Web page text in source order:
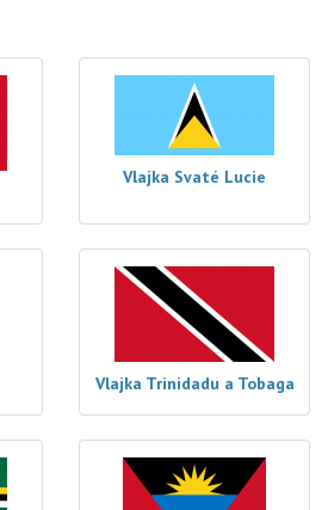
Vlajka Svaté Lucie
Vlajka Trinidadu a Tobaga